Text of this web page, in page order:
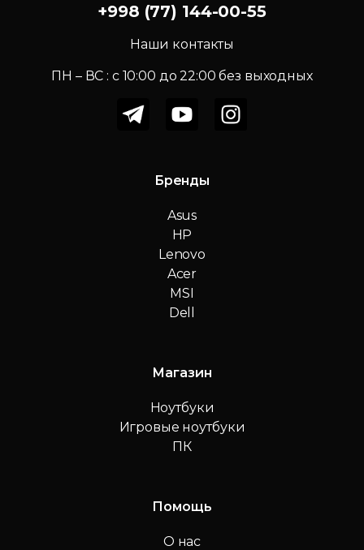
+998 (77) 144-00-55
Наши контакты
ПН – ВС : c 10:00 до 22:00 без выходных
Бренды
Asus
HP
Lenovo
Acer
MSI
Dell
Магазин
Ноутбуки
Игровые ноутбуки
ПК
Помощь
О нас